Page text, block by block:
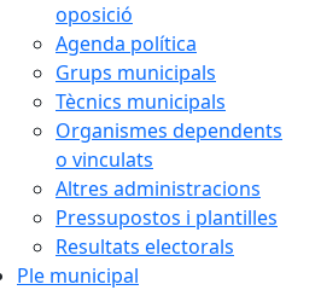
oposició
Agenda política
Grups municipals
Tècnics municipals
Organismes dependents
o vinculats
Altres administracions
Pressupostos i plantilles
Resultats electorals
Ple municipal